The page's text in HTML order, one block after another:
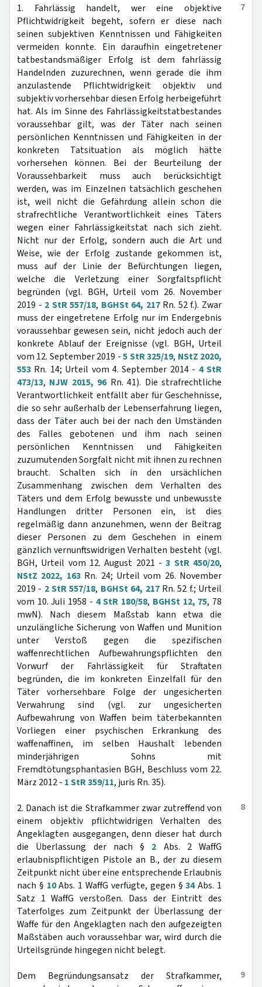
7
1. Fahrlässig handelt, wer eine objektive
Pflichtwidrigkeit begeht, sofern er diese nach
seinen subjektiven Kenntnissen und Fähigkeiten
vermeiden konnte. Ein daraufhin eingetretener
tatbestandsmäßiger Erfolg ist dem fahrlässig
Handelnden zuzurechnen, wenn gerade die ihm
anzulastende Pflichtwidrigkeit objektiv und
subjektiv vorhersehbar diesen Erfolg herbeigeführt
hat. Als im Sinne des Fahrlässigkeitstatbestandes
voraussehbar gilt, was der Täter nach seinen
persönlichen Kenntnissen und Fähigkeiten in der
konkreten Tatsituation als möglich hätte
vorhersehen können. Bei der Beurteilung der
Voraussehbarkeit muss auch berücksichtigt
werden, was im Einzelnen tatsächlich geschehen
ist, weil nicht die Gefährdung allein schon die
strafrechtliche Verantwortlichkeit eines Täters
wegen einer Fahrlässigkeitstat nach sich zieht.
Nicht nur der Erfolg, sondern auch die Art und
Weise, wie der Erfolg zustande gekommen ist,
muss auf der Linie der Befürchtungen liegen,
welche die Verletzung einer Sorgfaltspflicht
begründen (vgl. BGH, Urteil vom 26. November
2019 - 2 StR 557/18, BGHSt 64, 217Rn. 52 f.). Zwar
muss der eingetretene Erfolg nur im Endergebnis
voraussehbar gewesen sein, nicht jedoch auch der
konkrete Ablauf der Ereignisse (vgl. BGH, Urteil
vom 12. September 2019 -5 StR 325/19, NStZ 2020,
553 Rn. 14; Urteil vom 4. September 2014 - 4 StR
473/13, NJW 2015, 96Rn. 41). Die strafrechtliche
Verantwortlichkeit entfällt aber für Geschehnisse,
die so sehr außerhalb der Lebenserfahrung liegen,
dass der Täter auch bei der nach den Umständen
des Falles gebotenen und ihm nach seinen
persönlichen Kenntnissen und Fähigkeiten
zuzumutenden Sorgfalt nicht mit ihnen zu rechnen
braucht. Schalten sich in den ursächlichen
Zusammenhang zwischen dem Verhalten des
Täters und dem Erfolg bewusste und unbewusste
Handlungen dritter Personen ein, ist dies
regelmäßig dann anzunehmen, wenn der Beitrag
dieser Personen zu dem Geschehen in einem
gänzlich vernunftswidrigen Verhalten besteht (vgl.
BGH, Urteil vom 12. August 2021 -3 StR 450/20,
NStZ 2022, 163Rn. 24; Urteil vom 26. November
2019 - 2 StR 557/18, BGHSt 64, 217Rn. 52 f.; Urteil
vom 10. Juli 1958 - 4 StR 180/58, BGHSt 12, 75, 78
mwN). Nach diesem Maßstab kann etwa die
unzulängliche Sicherung von Waffen und Munition
unter Verstoß gegen die spezifischen
waffenrechtlichen Aufbewahrungspflichten den
Vorwurf der Fahrlässigkeit für Straftaten
begründen, die im konkreten Einzelfall für den
Täter vorhersehbare Folge der ungesicherten
Verwahrung sind (vgl. zur ungesicherten
Aufbewahrung von Waffen beim täterbekannten
Vorliegen einer psychischen Erkrankung des
waffenaffinen, im selben Haushalt lebenden
minderjährigen Sohns mit
Fremdtötungsphantasien BGH, Beschluss vom 22.
März 2012 - 1 StR 359/11, juris Rn. 35).
8
2. Danach ist die Strafkammer zwar zutreffend von
einem objektiv pflichtwidrigen Verhalten des
Angeklagten ausgegangen, denn dieser hat durch
die Überlassung der nach § 2 Abs. 2 WaffG
erlaubnispflichtigen Pistole an B., der zu diesem
Zeitpunkt nicht über eine entsprechende Erlaubnis
nach § 10Abs. 1 WaffG verfügte, gegen §34Abs. 1
Satz 1 WaffG verstoßen. Dass der Eintritt des
Taterfolges zum Zeitpunkt der Überlassung der
Waffe für den Angeklagten nach den aufgezeigten
Maßstäben auch voraussehbar war, wird durch die
Urteilsgründe hingegen nicht belegt.
9
Dem Begründungsansatz der Strafkammer,